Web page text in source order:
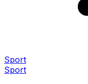
Sport
Sport